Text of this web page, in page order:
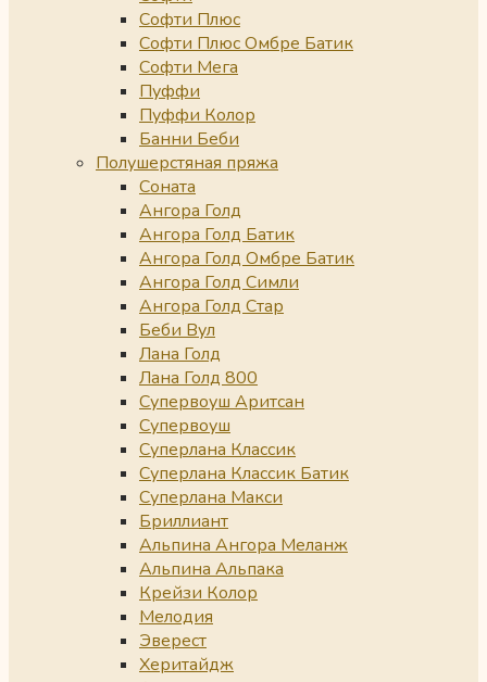
Софти Плюс
Софти Плюс Омбре Батик
Софти Мега
Пуффи
Пуффи Колор
Банни Беби
Полушерстяная пряжа
Соната
Ангора Голд
Ангора Голд Батик
Ангора Голд Омбре Батик
Ангора Голд Симли
Ангора Голд Стар
Беби Вул
Лана Голд
Лана Голд 800
Супервоуш Аритсан
Супервоуш
Суперлана Классик
Суперлана Классик Батик
Суперлана Макси
Бриллиант
Альпина Ангора Меланж
Альпина Альпака
Крейзи Колор
Мелодия
Эверест
Херитайдж